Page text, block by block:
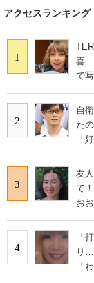
アクセスランキング
1
喜
で
2
自
た
「
3
友
て
お
4
「
り
「